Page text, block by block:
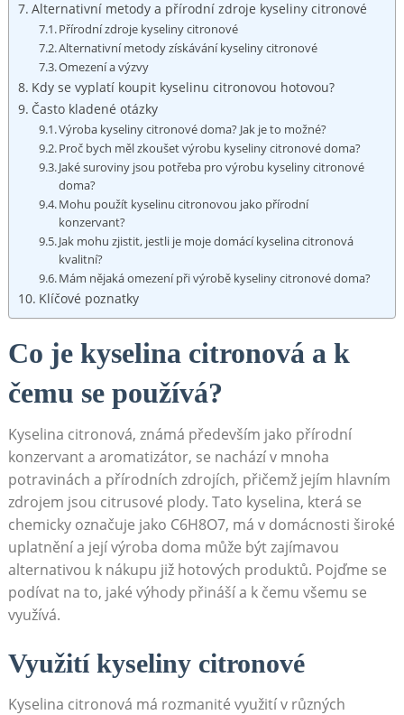
Alternativní metody a přírodní zdroje kyseliny citronové
Přírodní zdroje kyseliny citronové
Alternativní metody získávání kyseliny citronové
Omezení a výzvy
Kdy se vyplatí koupit kyselinu citronovou hotovou?
Často kladené otázky
Výroba kyseliny citronové doma? Jak je to možné?
Proč bych měl zkoušet výrobu kyseliny citronové doma?
Jaké suroviny jsou potřeba pro výrobu kyseliny citronové
doma?
Mohu použít kyselinu citronovou jako přírodní
konzervant?
Jak mohu zjistit, jestli je moje domácí kyselina citronová
kvalitní?
Mám nějaká omezení při výrobě kyseliny citronové doma?
Klíčové poznatky
Co je kyselina citronová a k
čemu se používá?
Kyselina citronová, známá především jako přírodní
konzervant a aromatizátor, se nachází v mnoha
potravinách a přírodních zdrojích, přičemž jejím hlavním
zdrojem jsou citrusové plody. Tato kyselina, která se
chemicky označuje jako C6H8O7, má v domácnosti široké
uplatnění a její výroba doma může být zajímavou
alternativou k nákupu již hotových produktů. Pojďme se
podívat na to, jaké výhody přináší a k čemu všemu se
využívá.
Využití kyseliny citronové
Kyselina citronová má rozmanité využití v různých